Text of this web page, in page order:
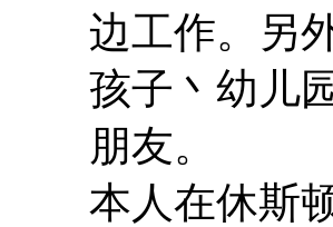
边工作。另
孩子丶幼儿
朋友。
本人在休斯